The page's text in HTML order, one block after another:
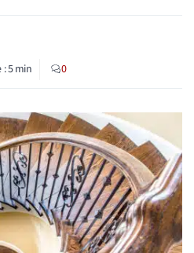
:5min 0